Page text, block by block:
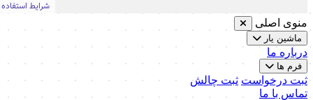
منوی اصلی
ماشین یار
درباره ما
فرم ها
ثبت درخواست ثبت چالش
تماس با ما